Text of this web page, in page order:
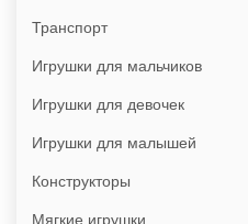
Транспорт
Игрушки для мальчиков
Игрушки для девочек
Игрушки для малышей
Конструкторы
Мягкие игрушки